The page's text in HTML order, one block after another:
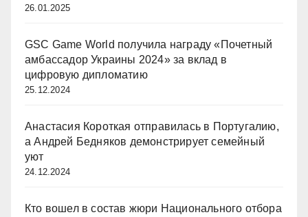
26.01.2025
GSC Game World получила награду «Почетный
амбассадор Украины 2024» за вклад в
цифровую дипломатию
25.12.2024
Анастасия Короткая отправилась в Португалию,
а Андрей Бедняков демонстрирует семейный
уют
24.12.2024
Кто вошел в состав жюри Национального отбора